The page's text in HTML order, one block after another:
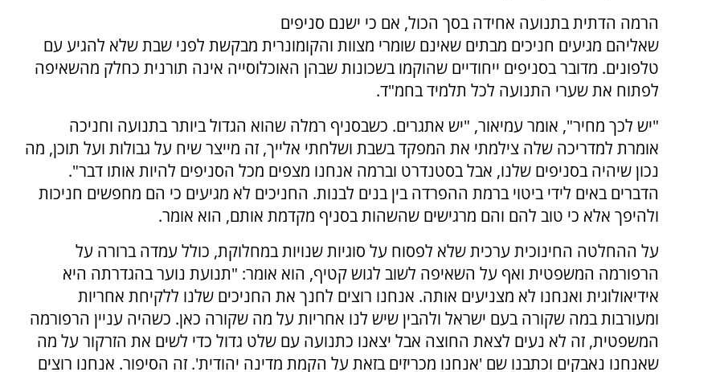
הרמה הדתית בתנועה אחידה בסך הכול, אם כי ישנם סניפים
שאליהם מגיעים חניכים מבתים שאינם שומרי מצוות והקומונרית מבקשת לפני שבת שלא להגיע עם
טלפונים. מדובר בסניפים ייחודיים שהוקמו בשכונות שבהן האוכלוסייה אינה תורנית כחלק מהשאיפה
לפתוח את שערי התנועה לכל תלמיד בחמ"ד.
"יש לכך מחיר", אומר עמיאור, "יש אתגרים. כשבסניף רמלה שהוא הגדול ביותר בתנועה וחניכה
אומרת למדריכה שלה צילמתי את המפקד בשבת ושלחתי אלייך, זה מייצר שיח על גבולות ועל תוכן, מה
נכון שיהיה בסניפים שלנו, אבל בסטנדרט וברמה אנחנו מצפים מכל הסניפים להיות אותו דבר".
הדברים באים לידי ביטוי ברמת ההפרדה בין בנים לבנות. החניכים לא מגיעים כי הם מחפשים חניכות
ולהיפך אלא כי טוב להם והם מרגישים שהשהות בסניף מקדמת אותם, הוא אומר.
על ההחלטה החינוכית ערכית שלא לפסוח על סוגיות שנויות במחלוקת, כולל עמדה ברורה על
הרפורמה המשפטית ואף על השאיפה לשוב לגוש קטיף, הוא אומר: "תנועת נוער בהגדרתה היא
אידיאולוגית ואנחנו לא מצניעים אותה. אנחנו רוצים לחנך את החניכים שלנו ללקיחת אחריות
ומעורבות במה שקורה בעם ישראל ולהבין שיש לנו אחריות על מה שקורה כאן. כשהיה עניין הרפורמה
המשפטית, זה לא נעים לצאת החוצה אבל יצאנו כתנועה עם שלט גדול כדי לשים את הזרקור על מה
שאנחנו נאבקים וכתבנו שם 'אנחנו מכריזים בזאת על הקמת מדינה יהודית'. זה הסיפור. אנחנו רוצים